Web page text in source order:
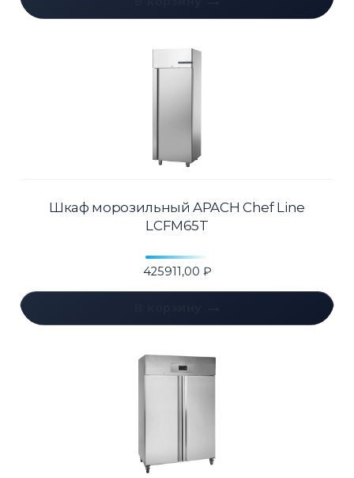
Шкаф морозильный APACH Chef Line
LCFM65T
425911,00 ₽